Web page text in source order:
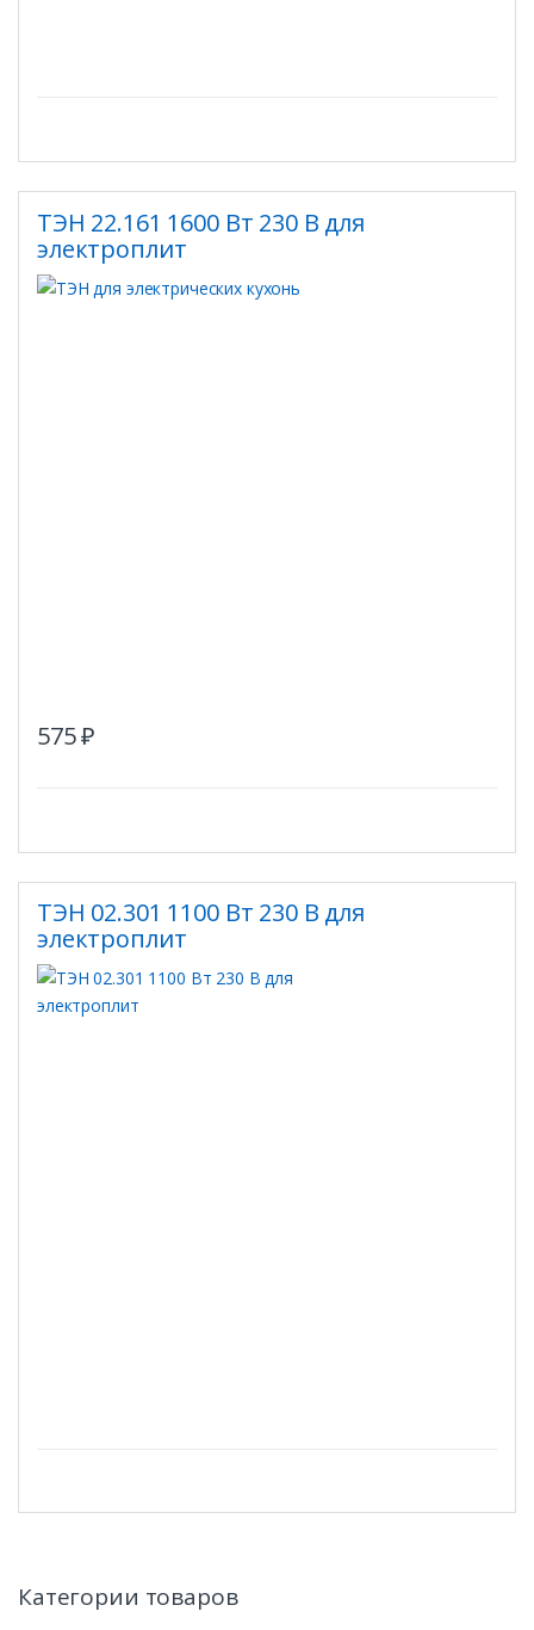
ТЭН 22.161 1600 Вт 230 В для
электроплит
575₽
ТЭН 02.301 1100 Вт 230 В для
электроплит
Категории товаров